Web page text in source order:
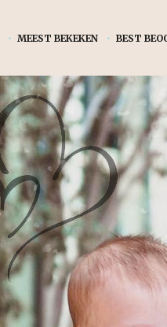
• MEEST BEKEKEN • BEST